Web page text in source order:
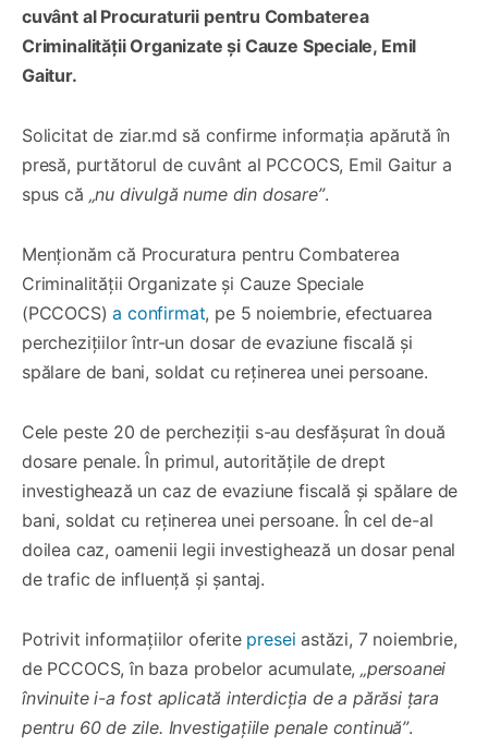
cuvânt al Procuraturii pentru Combaterea
Criminalității Organizate și Cauze Speciale, Emil
Gaitur.
Solicitat de ziar.md să confirme informația apărută în
presă, purtătorul de cuvânt al PCCOCS, Emil Gaitur a
spus că „nu divulgă nume din dosare”.
Menționăm că Procuratura pentru Combaterea
Criminalității Organizate și Cauze Speciale
(PCCOCS)a confirmat, pe 5 noiembrie, efectuarea
perchezițiilor într-un dosar de evaziune fiscală și
spălare de bani, soldat cu reținerea unei persoane.
Cele peste 20 de percheziții s-au desfășurat în două
dosare penale. În primul, autoritățile de drept
investighează un caz de evaziune fiscală și spălare de
bani, soldat cu reținerea unei persoane. În cel de-al
doilea caz, oamenii legii investighează un dosar penal
de trafic de influență și șantaj.
Potrivit informațiilor oferite preseiastăzi, 7 noiembrie,
de PCCOCS, în baza probelor acumulate, „persoanei
învinuite i-a fost aplicată interdicția de a părăsi țara
pentru 60 de zile. Investigațiile penale continuă”.